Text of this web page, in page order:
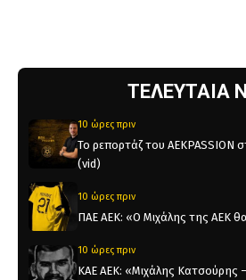
ΤΕΛΕΥΤΑΙΑ
10 ώρες πριν
Το ρεπορτάζ του AEKPASSION
(vid)
10 ώρες πριν
ΠΑΕ ΑΕΚ: «Ο Μιχάλης της ΑΕΚ
10 ώρες πριν
KAE AEK: «Μιχάλης Κατσούρης